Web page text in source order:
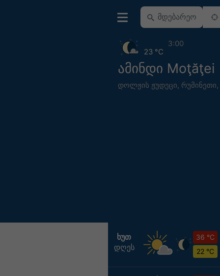
ამინდი Moţăţei
დოლჟის ჟუდეცი, რუმინეთი,
23 °C
3:00
ᲮᲣᲗ
დღეს
36 °C
22 °C